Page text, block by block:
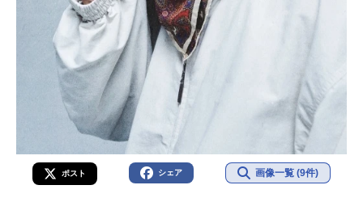
ポスト シェア 画像一覧 (9件)